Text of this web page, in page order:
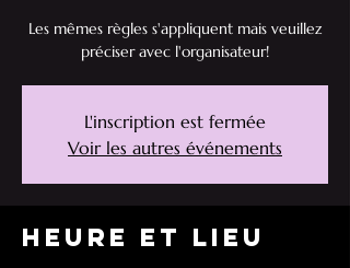
Les mêmes règles s'appliquent mais veuillez
préciser avec l'organisateur!
L'inscription est fermée
Voir les autres événements
Heure et lieu